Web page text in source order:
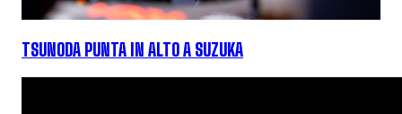
TSUNODA PUNTA IN ALTO A SUZUKA